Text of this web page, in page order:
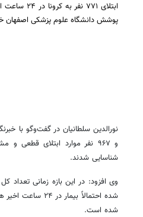
ابتلای ۷۷۱
پوشش دانشگاه علوم پزشکی اصفهان
نورالدین سلطانیان در گفت‌وگو با
و ۹۶۷ نفر موارد ابتلای
شناسایی شدند.
وی افزود: در این بازه زمانی تعداد
شده احتمالاً بیمار در ۲۴ ساعت اخیر هزار و ۸۲۵ نفر و موارد مثبت ابتلای قطعی در
شده است.